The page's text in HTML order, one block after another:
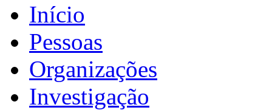
Início
Pessoas
Organizações
Investigação